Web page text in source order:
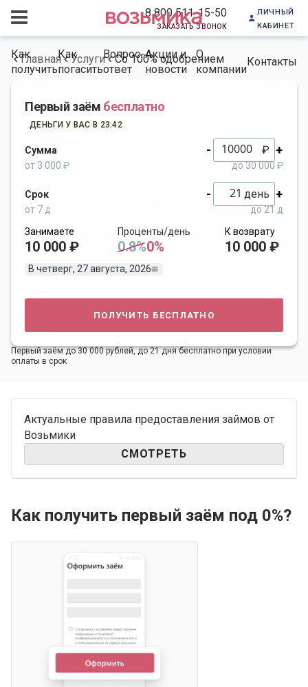
8 800 511-15-50
заказать звонок
личный
кабинет
Как
получить
Как
погасить
Вопрос-
ответ
Акции и
новости
О
компании
Контакты
Главная Услуги Со 100% одобрением
Первый заём бесплатно
ДЕНЬГИ У ВАС В 23:42
Сумма - ₽ +
от 3 000 ₽ до 30 000 ₽
Срок - день +
от 7 д
до 21 д
Занимаете
10 000 ₽
Проценты/день
0.8%0%
К возврату
10 000 ₽
В четверг, 27 августа, 2026
получить бесплатно
Первый заём до 30 000 рублей, до 21 дня бесплатно при условии
оплаты в срок
Актуальные правила предоставления займов от
Возьмики
СМОТРЕТЬ
Как получить первый заём под 0%?